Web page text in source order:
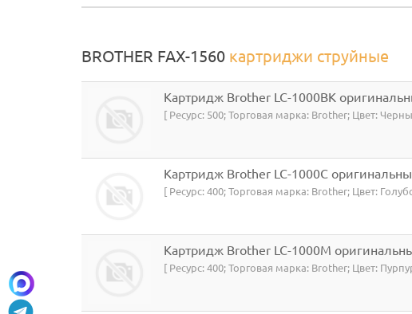
BROTHER FAX-1560 картриджи струйные
Картридж Brother LC-1000BK
[ Ресурс: 500; Торговая марка: Brother; Цвет:
Картридж Brother LC-1000C
[ Ресурс: 400; Торговая марка: Brother; Цвет:
Картридж Brother LC-1000M
[ Ресурс: 400; Торговая марка: Brother; Цвет: